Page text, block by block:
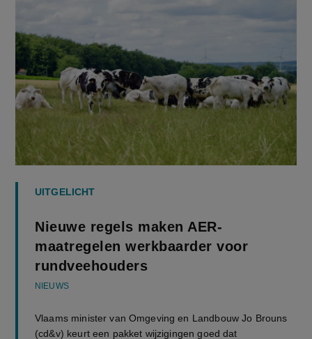
UITGELICHT
Nieuwe regels maken AER-
maatregelen werkbaarder voor
rundveehouders
NIEUWS
Vlaams minister van Omgeving en Landbouw Jo Brouns
(cd&v) keurt een pakket wijzigingen goed dat